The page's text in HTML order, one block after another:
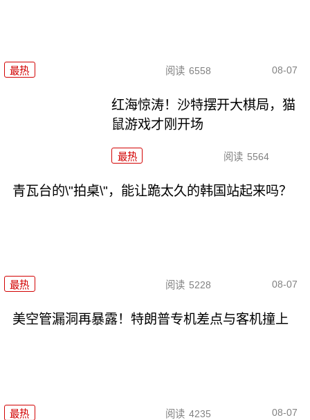
最热 阅读 6558 08-07
红海惊涛！沙特摆开大棋局，猫
鼠游戏才刚开场
最热 阅读 5564
青瓦台的\"拍桌\"，能让跪太久的韩国站起来吗？
最热 阅读 5228 08-07
美空管漏洞再暴露！特朗普专机差点与客机撞上
最热 阅读 4235 08-07